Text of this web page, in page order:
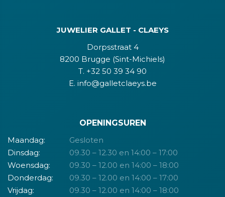
JUWELIER GALLET - CLAEYS
Dorpsstraat 4
8200 Brugge (Sint-Michiels)
T. +32 50 39 34 90
E. info@galletclaeys.be
OPENINGSUREN
Maandag:
Gesloten
Dinsdag:
09.30 – 12.30 en 14:00 – 17:00
Woensdag:
09.30 – 12.00 en 14:00 – 18:00
Donderdag:
09.30 – 12.00 en 14:00 – 17:00
Vrijdag:
09.30 – 12.00 en 14:00 – 18:00